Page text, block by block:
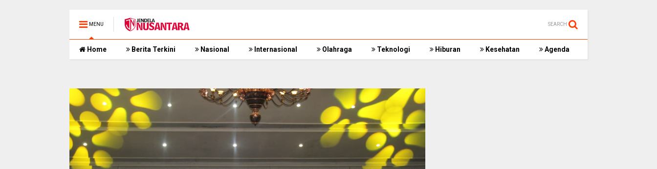
MENU SEARCH
Home Berita Terkini Nasional Internasional Olahraga Teknologi Hiburan Kesehatan Agenda